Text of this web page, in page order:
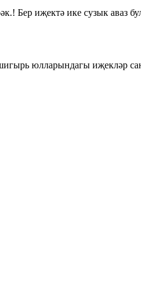
иҗектә ике сузык аваз
юлларындагы иҗекләр